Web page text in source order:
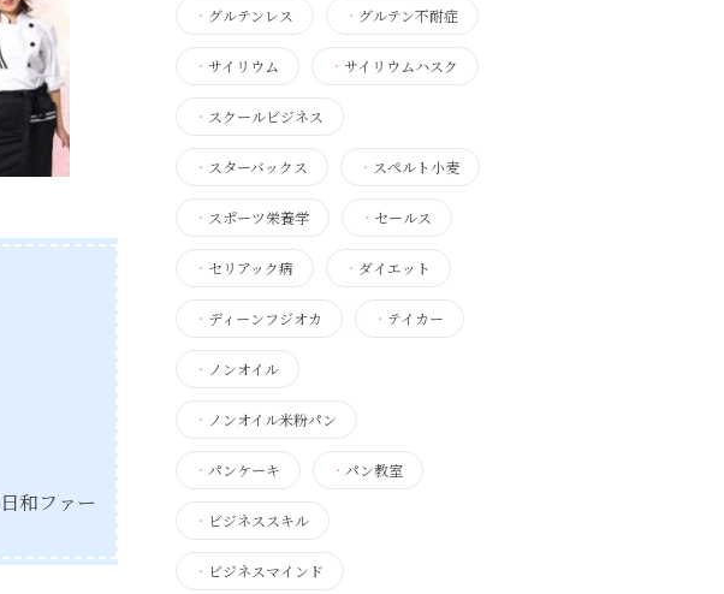
日和ファー
・ グルテンレス ・ グルテン不耐症
・ サイリウム ・ サイリウムハスク
・ スクールビジネス
・ スターバックス ・ スペルト小麦
・ スポーツ栄養学 ・ セールス
・ セリアック病 ・ ダイエット
・ ディーンフジオカ ・ テイカー
・ ノンオイル
・ ノンオイル米粉パン
・ パンケーキ ・ パン教室
・ ビジネススキル
・ ビジネスマインド